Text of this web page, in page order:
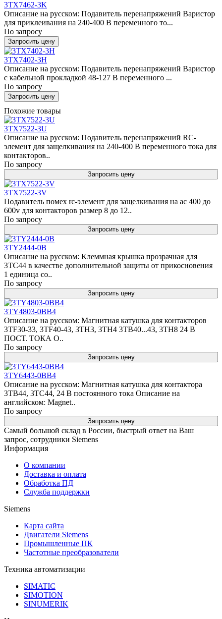
3TX7462-3K
Описание на русском: Подавитель перенапряжений Варистор
для приклеивания на 240-400 В переменного то...
По запросу
Запросить цену
3TX7402-3H
Описание на русском: Подавитель перенапряжений Варистор
с кабельной прокладкой 48-127 В переменного ...
По запросу
Запросить цену
Похожие товары
3TX7522-3U
Описание на русском: Подавитель перенапряжений RC-
элемент для защелкивания на 240-400 В переменного тока для
контакторов..
По запросу
Запросить цену
3TX7522-3V
Подавитель помех rc-элемент для защелкивания на ac 400 дo
600v для контакторов размер 8 дo 12..
По запросу
Запросить цену
3TY2444-0B
Описание на русском: Клеммная крышка прозрачная для
3TC44 в качестве дополнительной защиты от прикосновения
1 единица со..
По запросу
Запросить цену
3TY4803-0BB4
Описание на русском: Магнитная катушка для контакторов
3TF30-33, 3TF40-43, 3TH3, 3TH4 3TB40...43, 3TH8 24 В
ПОСТ. ТОКА О..
По запросу
Запросить цену
3TY6443-0BB4
Описание на русском: Магнитная катушка для контактора
3TB44, 3TC44, 24 В постоянного тока Описание на
английском: Magnet..
По запросу
Запросить цену
Самый большой склад в России, быстрый ответ на Ваш
запрос, сотрудники Siemens
Информация
О компании
Доставка и оплата
Обработка ПД
Служба поддержки
Siemens
Карта сайта
Двигатели Siemens
Промышленные ПК
Частотные преобразователи
Техника автоматизации
SIMATIC
SIMOTION
SINUMERIK